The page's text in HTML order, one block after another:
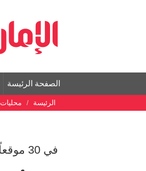
الصفحة الرئيسة
الرئيسة محليات
في 30 موقعاً على مستوى الدولة